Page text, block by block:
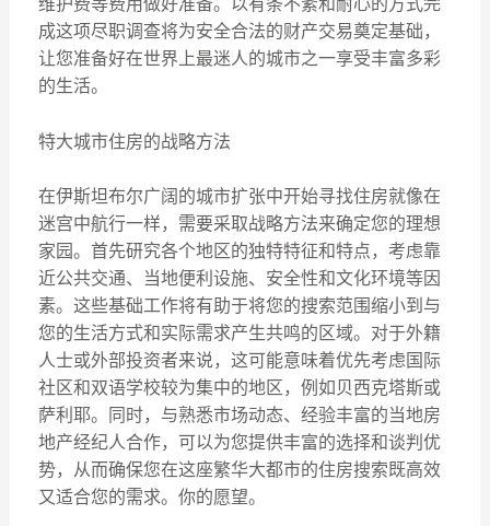
维护费等费用做好准备。以有条不紊和耐心的方式完
成这项尽职调查将为安全合法的财产交易奠定基础，
让您准备好在世界上最迷人的城市之一享受丰富多彩
的生活。
特大城市住房的战略方法
在伊斯坦布尔广阔的城市扩张中开始寻找住房就像在
迷宫中航行一样，需要采取战略方法来确定您的理想
家园。首先研究各个地区的独特特征和特点，考虑靠
近公共交通、当地便利设施、安全性和文化环境等因
素。这些基础工作将有助于将您的搜索范围缩小到与
您的生活方式和实际需求产生共鸣的区域。对于外籍
人士或外部投资者来说，这可能意味着优先考虑国际
社区和双语学校较为集中的地区，例如贝西克塔斯或
萨利耶。同时，与熟悉市场动态、经验丰富的当地房
地产经纪人合作，可以为您提供丰富的选择和谈判优
势，从而确保您在这座繁华大都市的住房搜索既高效
又适合您的需求。你的愿望。